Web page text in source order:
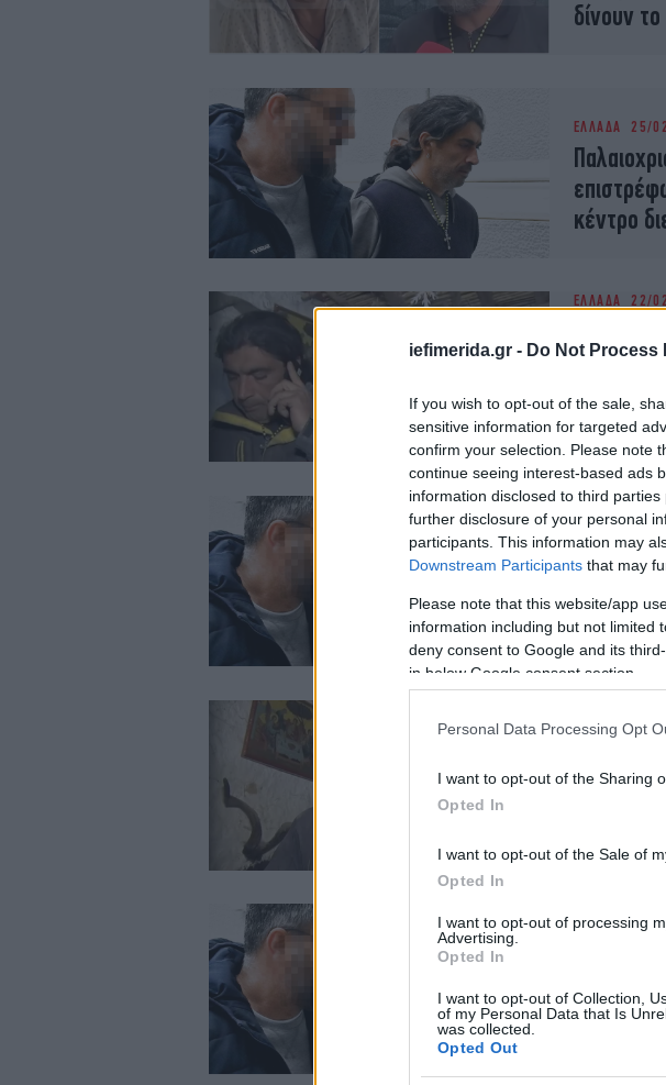
iefimerida.gr - Do Not Process
If you wish to opt-out of the sale,
sensitive information for targeted
confirm your selection. Please note
continue seeing interest-based ads
information disclosed to third
further disclosure of your personal
participants. This information may
Downstream Participants that may
Please note that this website/app
information including but not limited
deny consent to Google and its
in below Google consent section.
Personal Data Processing Opt
I want to opt-out of the Sharing
Opted In
I want to opt-out of the Sale of
Opted In
I want to opt-out of processing
Advertising.
Opted In
I want to opt-out of Collection,
of my Personal Data that Is
was collected.
Opted Out
δίνουν
ΕΛΛΑΔΑ 25/
κέντρο
ΕΛΛΑΔΑ 22/
σύζυγος
-
ΕΛΛΑΔΑ 22/
45χρονο
που
ΕΛΛΑΔΑ 21/
Ο
Κορινθία